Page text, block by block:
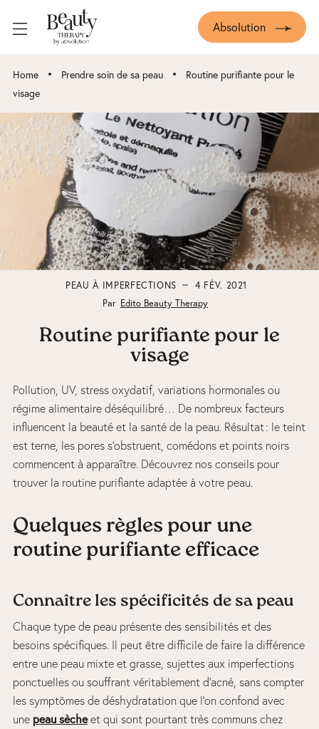
Absolution
Home • Prendre soin de sa peau •
Routine purifiante pour le
visage
PEAU À IMPERFECTIONS
4 FÉV. 2021
Par Edito Beauty Therapy
Routine purifiante pour le
visage
Pollution, UV, stress oxydatif, variations hormonales ou
régime alimentaire déséquilibré… De nombreux facteurs
influencent la beauté et la santé de la peau. Résultat : le teint
est terne, les pores s’obstruent, comédons et points noirs
commencent à apparaître. Découvrez nos conseils pour
trouver la routine purifiante adaptée à votre peau.
Quelques règles pour une
routine purifiante efficace
Connaître les spécificités de sa peau
Chaque type de peau présente des sensibilités et des
besoins spécifiques. Il peut être difficile de faire la différence
entre une peau mixte et grasse, sujettes aux imperfections
ponctuelles ou souffrant véritablement d’acné, sans compter
les symptômes de déshydratation que l’on confond avec
une peau sècheet qui sont pourtant très communs chez